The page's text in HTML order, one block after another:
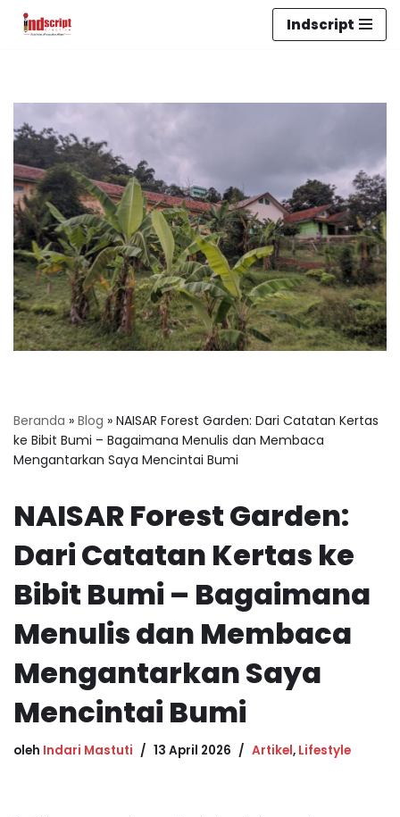
Indscript
Beranda » Blog » NAISAR Forest Garden: Dari Catatan Kertas
ke Bibit Bumi – Bagaimana Menulis dan Membaca
Mengantarkan Saya Mencintai Bumi
NAISAR Forest Garden:
Dari Catatan Kertas ke
Bibit Bumi – Bagaimana
Menulis dan Membaca
Mengantarkan Saya
Mencintai Bumi
oleh Indari Mastuti 13 April 2026 Artikel, Lifestyle